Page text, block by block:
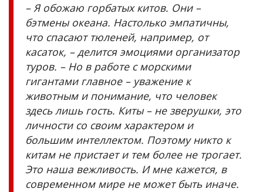
– Я обожаю горбатых китов. Они –
бэтмены океана. Настолько эмпатичны,
что спасают тюленей, например, от
касаток, – делится эмоциями организатор
туров. – Но в работе с морскими
гигантами главное – уважение к
животным и понимание, что человек
здесь лишь гость. Киты – не зверушки, это
личности со своим характером и
большим интеллектом. Поэтому никто к
китам не пристает и тем более не трогает.
Это наша вежливость. И мне кажется, в
современном мире не может быть иначе.